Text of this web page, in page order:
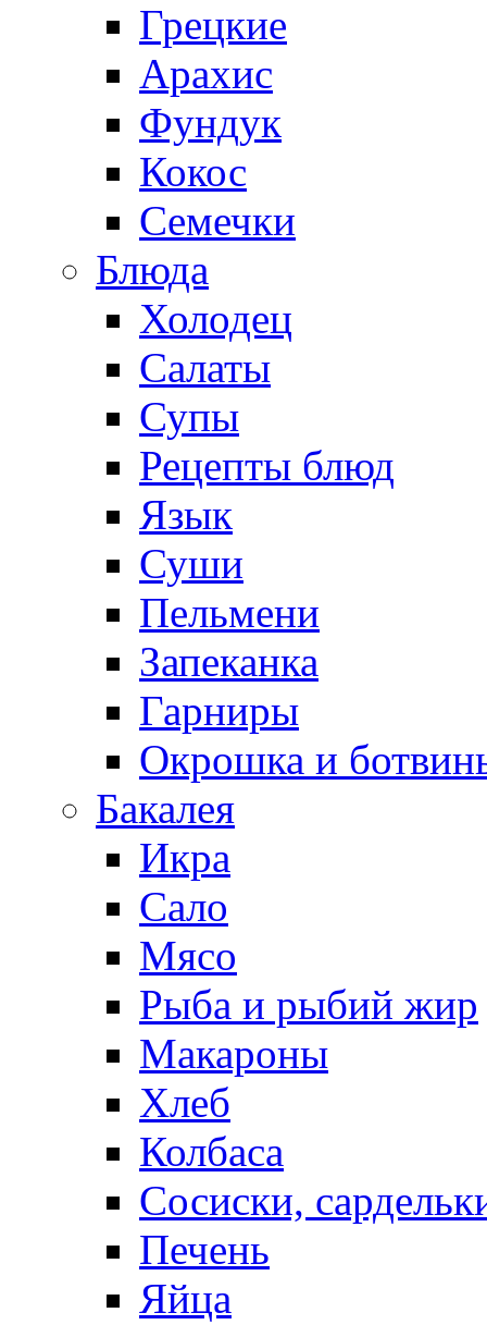
Грецкие
Арахис
Фундук
Кокос
Семечки
Блюда
Холодец
Салаты
Супы
Рецепты блюд
Язык
Суши
Пельмени
Запеканка
Гарниры
Окрошка и
Бакалея
Икра
Сало
Мясо
Рыба и рыбий жир
Макароны
Хлеб
Колбаса
Сосиски,
Печень
Яйца